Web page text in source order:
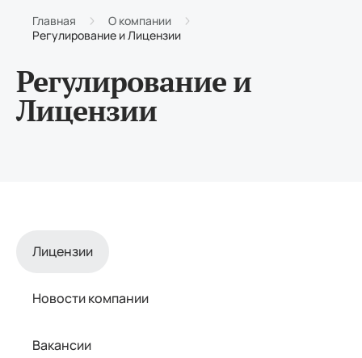
О нас
Главная
О компании
Регулирование и Лицензии
Регулирование и
Лицензии
Лицензии
Новости компании
Вакансии